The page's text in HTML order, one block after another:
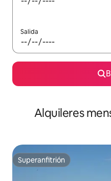
Salida
Alquileres
Superanfitrión
Superanfitrión